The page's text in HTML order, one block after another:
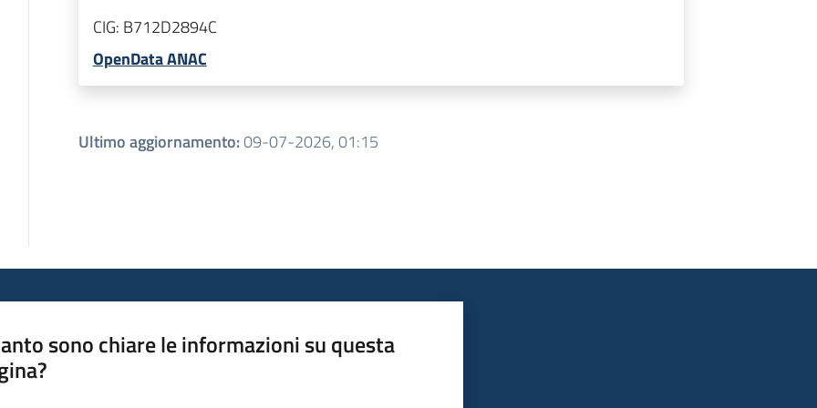
CIG: B712D2894C
OpenData ANAC
Ultimo aggiornamento:09-07-2026, 01:15
sono chiare le informazioni su questa